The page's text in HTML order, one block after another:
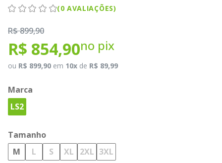
(0 AVALIAÇÕES)
R$ 899,90
R$ 854,90no pix
ou R$ 899,90 em 10x de R$ 89,99
Marca
LS2
Tamanho
M
L S XL 2XL 3XL